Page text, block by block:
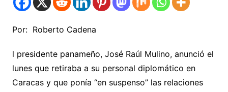
Por: Roberto Cadena
l presidente panameño, José Raúl Mulino, anunció el
lunes que retiraba a su personal diplomático en
Caracas y que ponía “en suspenso” las relaciones